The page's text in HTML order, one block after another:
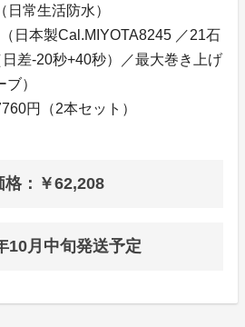
常生活防水）
日本製Cal.MIYOTA8245 ／21石
差-20秒+40秒）／最大巻き上げ
）
円（2本セット）
格：￥62,208
10月中旬発送予定